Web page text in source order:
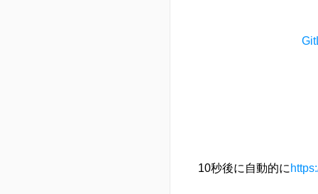
10秒後に自動的に